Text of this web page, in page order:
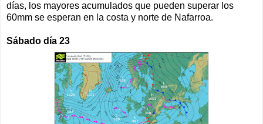
días, los mayores acumulados que pueden superar los
60mm se esperan en la costa y norte de Nafarroa.
Sábado día 23